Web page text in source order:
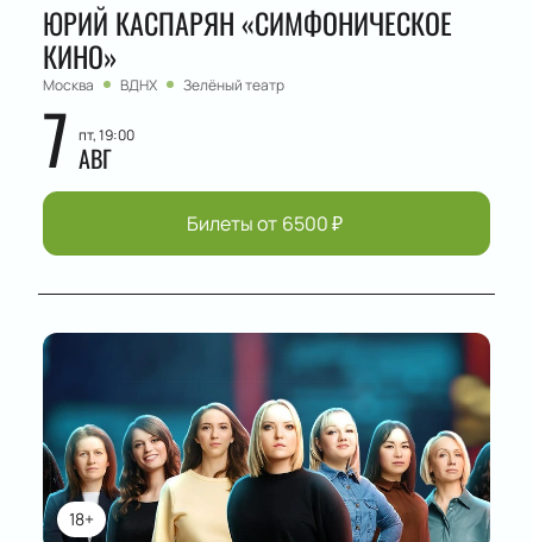
ЮРИЙ КАСПАРЯН «СИМФОНИЧЕСКОЕ
КИНО»
Москва ВДНХ Зелёный театр
7 пт, 19:00
АВГ
Билеты от 6500₽
18+